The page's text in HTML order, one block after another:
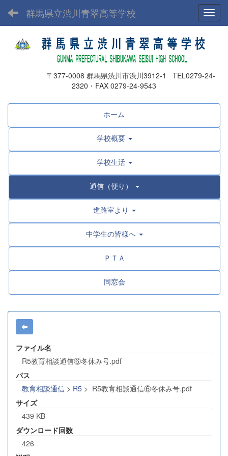
群馬県立渋川青翠高等学校
〒377-0008 群馬県渋川市渋川3912-1 TEL0279-24-
2320・FAX 0279-24-9543
ホーム
学校概要
学校生活
通信（便り）
進路室より
中学生の皆様へ
ＰＴＡ
同窓会
ファイル名
R5教育相談通信⑥冬休み号.pdf
パス
教育相談通信 > R5 > R5教育相談通信⑥冬休み号.pdf
サイズ
439 KB
ダウンロード回数
426